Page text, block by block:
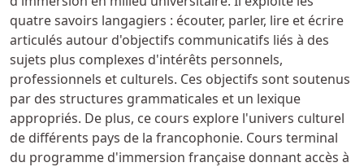
quatre savoirs langagiers : écouter, parler, lire et écrire
articulés autour d'objectifs communicatifs liés à des
sujets plus complexes d'intérêts personnels,
professionnels et culturels. Ces objectifs sont soutenus
par des structures grammaticales et un lexique
appropriés. De plus, ce cours explore l'univers culturel
de différents pays de la francophonie. Cours terminal
du programme d'immersion française donnant accès à